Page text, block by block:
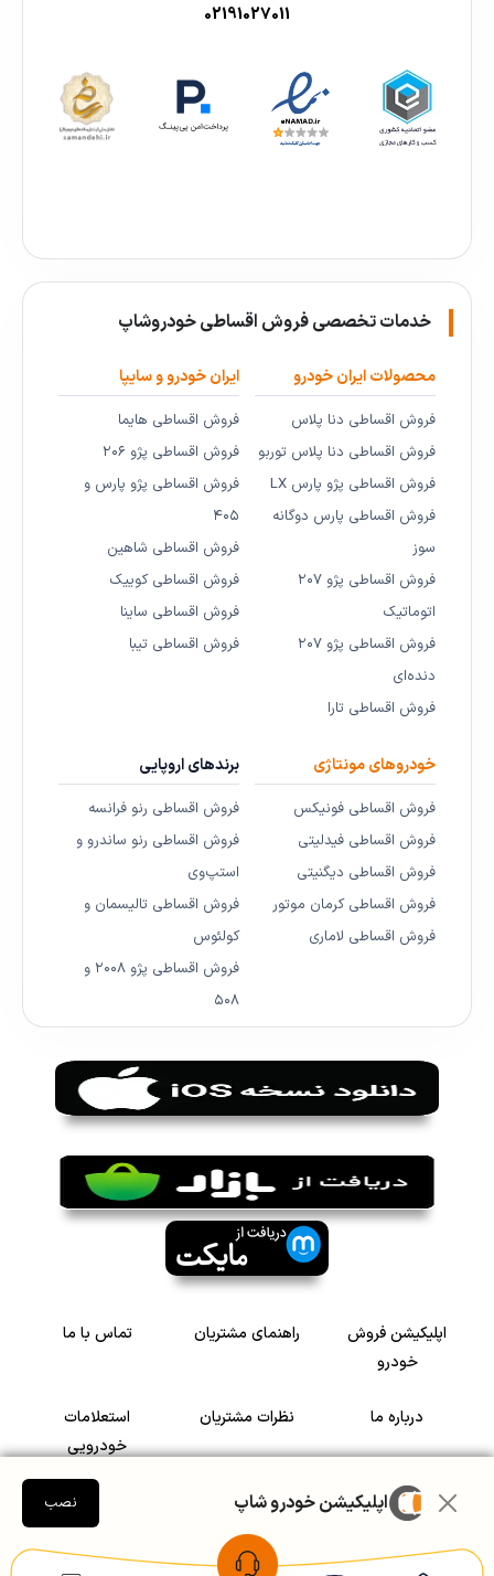
02191027011
خدمات تخصصی فروش اقساطی خودروشاپ
محصولات ایران خودرو
فروش اقساطی دنا پلاس
فروش اقساطی دنا پلاس توربو
فروش اقساطی پژو پارس LX
فروش اقساطی پارس دوگانه
سوز
فروش اقساطی پژو ۲۰۷
اتوماتیک
فروش اقساطی پژو ۲۰۷
دنده‌ای
فروش اقساطی تارا
ایران خودرو و سایپا
فروش اقساطی هایما
فروش اقساطی پژو ۲۰۶
فروش اقساطی پژو پارس و
۴۰۵
فروش اقساطی شاهین
فروش اقساطی کوییک
فروش اقساطی ساینا
فروش اقساطی تیبا
خودروهای مونتاژی
فروش اقساطی فونیکس
فروش اقساطی فیدلیتی
فروش اقساطی دیگنیتی
فروش اقساطی کرمان موتور
فروش اقساطی لاماری
برندهای اروپایی
فروش اقساطی رنو فرانسه
فروش اقساطی رنو ساندرو و
استپ‌وی
فروش اقساطی تالیسمان و
کولئوس
فروش اقساطی پژو ۲۰۰۸ و
۵۰۸
اپلیکیشن فروش
خودرو
راهنمای مشتریان تماس با ما
درباره ما نظرات مشتریان
استعلامات
خودرویی
سرمایه گذاری در
رضایت مشتریان
اپلیکیشن خودرو شاپ نصب